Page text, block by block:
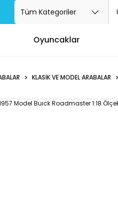
Oyuncaklar
KLASİK VE MODEL ARABALAR